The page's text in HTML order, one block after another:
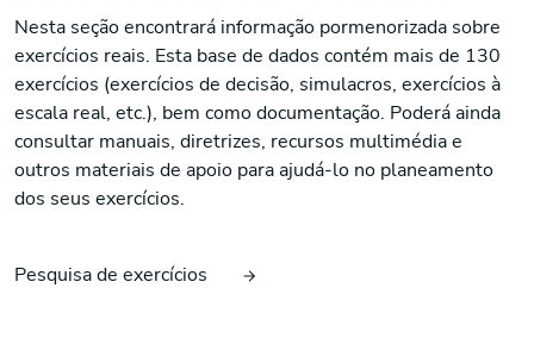
Nesta seção encontrará informação pormenorizada sobre
exercícios reais. Esta base de dados contém mais de 130
exercícios (exercícios de decisão, simulacros, exercícios à
escala real, etc.), bem como documentação. Poderá ainda
consultar manuais, diretrizes, recursos multimédia e
outros materiais de apoio para ajudá-lo no planeamento
dos seus exercícios.
Pesquisa de exercícios